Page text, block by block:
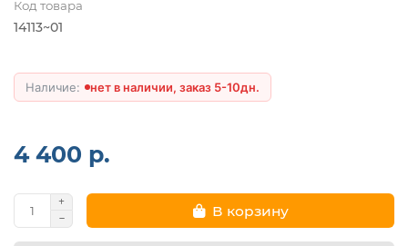
Код товара
14113~01
нет в наличии, заказ 5-10дн.
4 400 р.
В корзину